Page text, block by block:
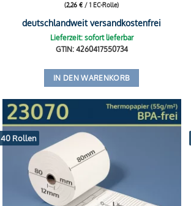
(2,26€ / 1 EC-Rolle)
deutschlandweit versandkostenfrei
Lieferzeit: sofort lieferbar
GTIN: 4260417550734
IN DEN WARENKORB
40 Rollen